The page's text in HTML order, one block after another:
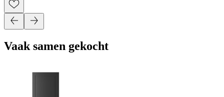
Vaak samen gekocht